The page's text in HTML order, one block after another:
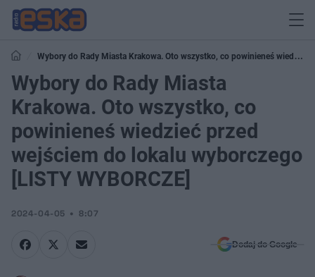
Wybory do Rady Miasta Krakowa. Oto wszystko, co powinieneś wiedzieć
przed wejściem do lokalu wyborczego [LISTY WYBORCZE]
Wybory do Rady Miasta
Krakowa. Oto wszystko, co
powinieneś wiedzieć przed
wejściem do lokalu wyborczego
[LISTY WYBORCZE]
2024-04-05 8:07
Dodaj do Google